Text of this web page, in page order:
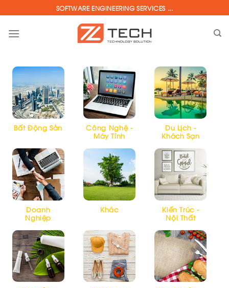
to
content
SOFTWARE ENGINEERING SERVICES ...
Bất Động Sản
Công Nghệ -
Máy Tính
Du Lịch -
Khách Sạn
Doanh
Nghiệp
Khác
Kiến Trúc -
Nội Thất